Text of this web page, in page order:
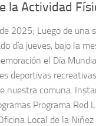
la Actividad
2025; Luego de una
día jueves, bajo la
el Día
deportivas
nuestra comuna.
Programa Red
Local de la Niñez